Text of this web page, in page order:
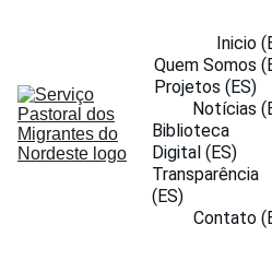
Inicio
Quem Somos
Projetos (ES)
Notícias
Biblioteca
Digital (ES)
Transparência
(ES)
Contato